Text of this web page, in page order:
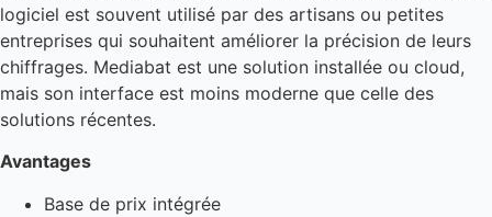
logiciel est souvent utilisé par des artisans ou petites
entreprises qui souhaitent améliorer la précision de leurs
chiffrages. Mediabat est une solution installée ou cloud,
mais son interface est moins moderne que celle des
solutions récentes.
Avantages
Base de prix intégrée